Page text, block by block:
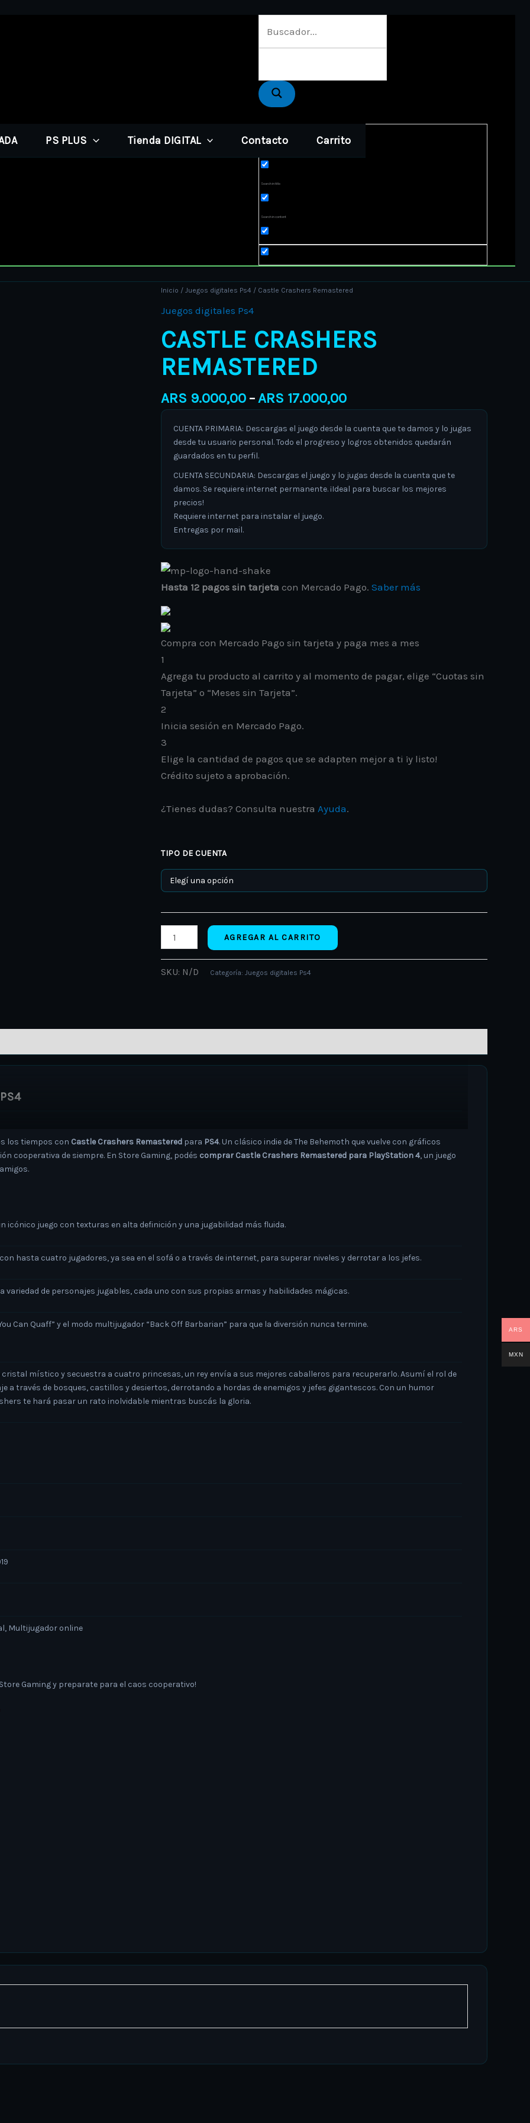
PS PLUS Tienda DIGITAL Contacto Carrito
Search in title
Search in content
Inicio / Juegos digitales Ps4 / Castle Crashers Remastered
Juegos digitales Ps4
CASTLE CRASHERS
REMASTERED
ARS 9.000,00 –ARS 17.000,00
Price
through
CUENTA PRIMARIA: Descargas el juego desde la cuenta que te damos y lo jugas
desde tu usuario personal. Todo el progreso y logros obtenidos quedarán
guardados en tu perfil.
CUENTA SECUNDARIA: Descargas el juego y lo jugas desde la cuenta que te
damos. Se requiere internet permanente. ¡Ideal para buscar los mejores
precios!
Requiere internet para instalar el juego.
Entregas por mail.
Hasta 12 pagos sin tarjeta con Mercado Pago. Saber más
Compra con Mercado Pago sin tarjeta y paga mes a mes
1
Agrega tu producto al carrito y al momento de pagar, elige “Cuotas sin
Tarjeta” o “Meses sin Tarjeta”.
2
Inicia sesión en Mercado Pago.
3
Elige la cantidad de pagos que se adapten mejor a ti ¡y listo!
Crédito sujeto a aprobación.
¿Tienes dudas? Consulta nuestra Ayuda.
TIPO DE CUENTA
Castle
Crashers
cantidad
AGREGAR AL CARRITO
SKU: N/D Categoría: Juegos digitales Ps4
los tiempos con Castle Crashers Remastered para PS4. Un clásico indie de The Behemoth que vuelve con gráficos
cooperativa de siempre. En Store Gaming, podés comprar Castle Crashers Remastered para PlayStation 4, un juego
icónico juego con texturas en alta definición y una jugabilidad más fluida.
hasta cuatro jugadores, ya sea en el sofá o a través de internet, para superar niveles y derrotar a los jefes.
variedad de personajes jugables, cada uno con sus propias armas y habilidades mágicas.
Can Quaff” y el modo multijugador “Back Off Barbarian” para que la diversión nunca termine.
místico y secuestra a cuatro princesas, un rey envía a sus mejores caballeros para recuperarlo. Asumí el rol de
a través de bosques, castillos y desiertos, derrotando a hordas de enemigos y jefes gigantescos. Con un humor
te hará pasar un rato inolvidable mientras buscás la gloria.
Multijugador online
Gaming y preparate para el caos cooperativo!
ARS
MXN